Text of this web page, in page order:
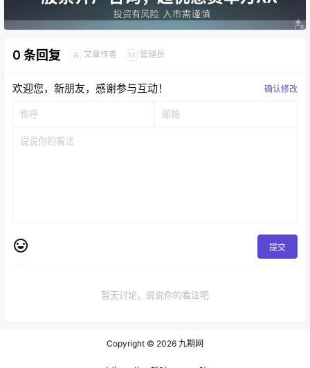
0 条回复 A 文章作者 M 管理员
欢迎您，新朋友，感谢参与互动！ 确认修改
提交
暂无讨论，说说你的看法吧
Copyright © 2026 九期网